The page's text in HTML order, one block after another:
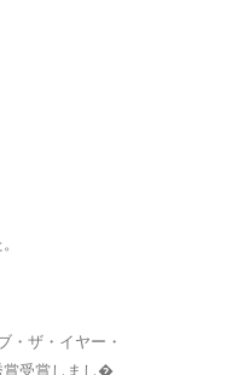
・ザ・イヤー・
受賞しまし�. . .